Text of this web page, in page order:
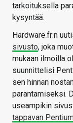
tarkoituksella
kysyntää.
Hardware.fr:n
sivusto, joka
mukaan ilmoilla
suunnittelisi
sen hinnan
parantamiseksi.
useampikin
tappavan